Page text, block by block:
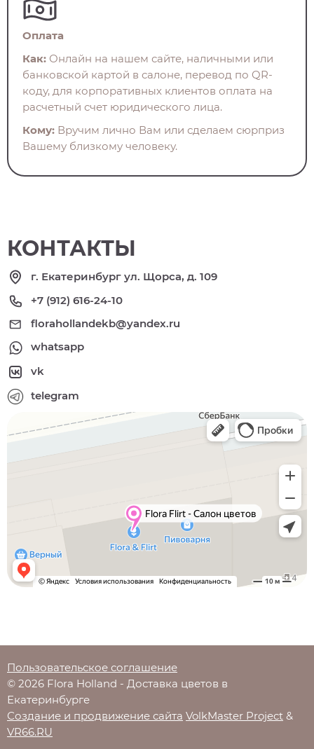
Оплата
Как: Онлайн на нашем сайте, наличными или
банковской картой в салоне, перевод по QR-
коду, для корпоративных клиентов оплата на
расчетный счет юридического лица.
Кому: Вручим лично Вам или сделаем сюрприз
Вашему близкому человеку.
КОНТАКТЫ
г. Екатеринбург ул. Щорса, д. 109
+7 (912) 616-24-10
florahollandekb@yandex.ru
whatsapp
vk
telegram
Пользовательское соглашение
© 2026 Flora Holland - Доставка цветов в
Екатеринбурге
Создание и продвижение сайта VolkMaster Project &
VR66.RU